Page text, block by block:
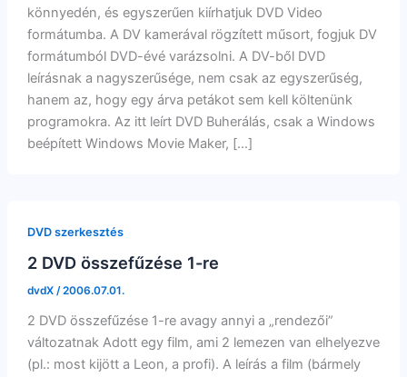
könnyedén, és egyszerűen kiírhatjuk DVD Video
formátumba. A DV kamerával rögzített műsort, fogjuk DV
formátumból DVD-évé varázsolni. A DV-ből DVD
leírásnak a nagyszerűsége, nem csak az egyszerűség,
hanem az, hogy egy árva petákot sem kell költenünk
programokra. Az itt leírt DVD Buherálás, csak a Windows
beépített Windows Movie Maker, […]
DVD szerkesztés
2 DVD összefűzése 1-re
dvdX /2006.07.01.
2 DVD összefűzése 1-re avagy annyi a „rendezői”
változatnak Adott egy film, ami 2 lemezen van elhelyezve
(pl.: most kijött a Leon, a profi). A leírás a film (bármely